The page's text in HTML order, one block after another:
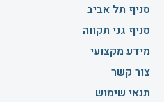
סניף תל אביב
סניף גני תקווה
מידע מקצועי
צור קשר
תנאי שימוש